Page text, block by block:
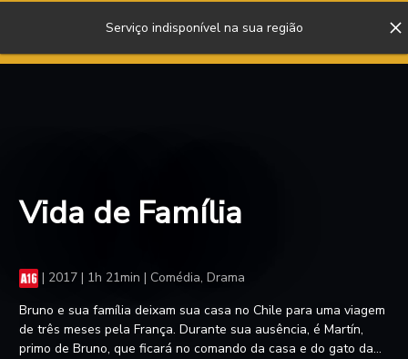
Serviço indisponível na sua região
Vida de Família
| 2017 | 1h 21min | Comédia, Drama
Bruno e sua família deixam sua casa no Chile para uma viagem
de três meses pela França. Durante sua ausência, é Martín,
primo de Bruno, que ficará no comando da casa e do gato da